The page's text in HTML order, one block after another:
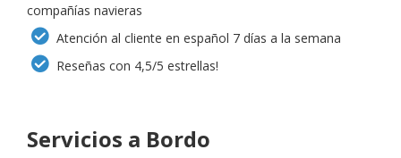
compañías navieras
Atención al cliente en español 7 días a la semana
Reseñas con 4,5/5 estrellas!
Servicios a Bordo